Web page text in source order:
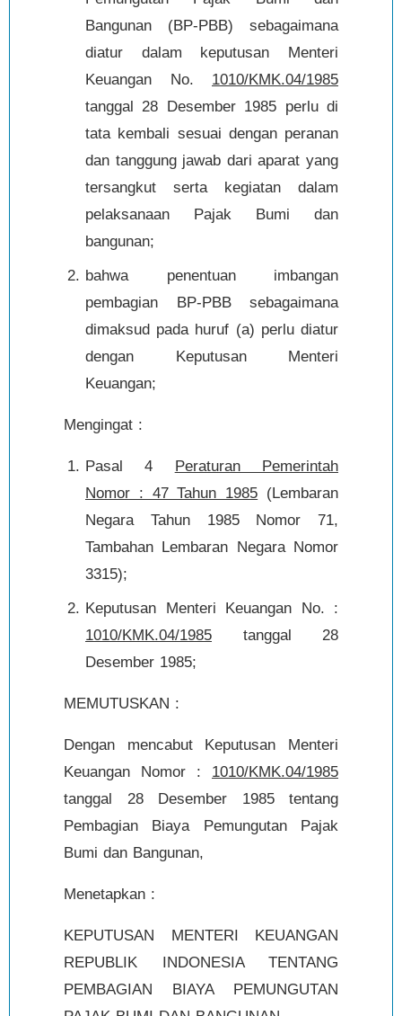
Bangunan (BP-PBB) sebagaimana
diatur dalam keputusan Menteri
Keuangan No. 1010/KMK.04/1985
tanggal 28 Desember 1985 perlu di
tata kembali sesuai dengan peranan
dan tanggung jawab dari aparat yang
tersangkut serta kegiatan dalam
pelaksanaan Pajak Bumi dan
bangunan;
bahwa penentuan imbangan
pembagian BP-PBB sebagaimana
dimaksud pada huruf (a) perlu diatur
dengan Keputusan Menteri
Keuangan;
Mengingat :
Pasal 4 Peraturan Pemerintah
Nomor : 47 Tahun 1985 (Lembaran
Negara Tahun 1985 Nomor 71,
Tambahan Lembaran Negara Nomor
3315);
Keputusan Menteri Keuangan No. :
1010/KMK.04/1985 tanggal 28
Desember 1985;
MEMUTUSKAN :
Dengan mencabut Keputusan Menteri
Keuangan Nomor : 1010/KMK.04/1985
tanggal 28 Desember 1985 tentang
Pembagian Biaya Pemungutan Pajak
Bumi dan Bangunan,
Menetapkan :
KEPUTUSAN MENTERI KEUANGAN
REPUBLIK INDONESIA TENTANG
PEMBAGIAN BIAYA PEMUNGUTAN